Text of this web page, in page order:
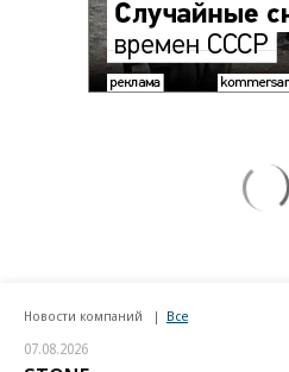
Новости компаний Все
07.08.2026